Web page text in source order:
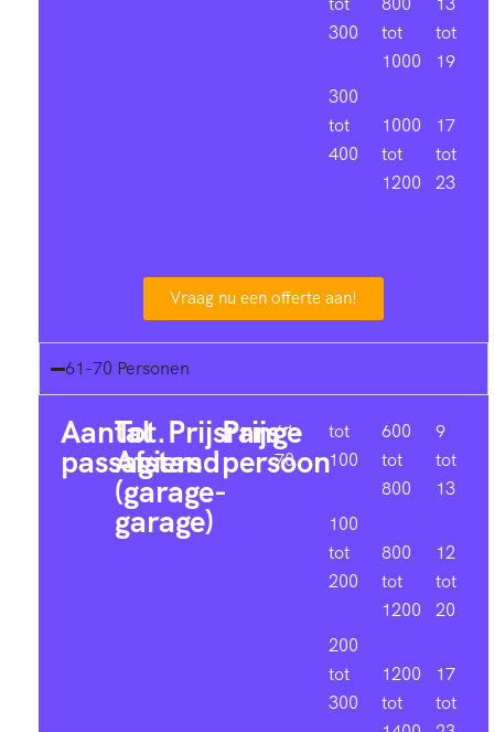
300
300
tot
400
tot
1000
1000
tot
1200
tot
19
17
tot
23
Vraag nu een offerte aan!
61-70 Personen
Aantal
passagiers
Tot.
Afstand
(garage-
garage)
Prijsrange
Prijs
persoon
61-
70
tot
100
100
tot
200
200
tot
300
600
tot
800
800
tot
1200
1200
tot
9
tot
13
12
tot
20
17
tot